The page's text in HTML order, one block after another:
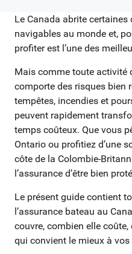
Le Canada abrite
navigables au monde et,
profiter est l’une des
Mais comme toute activité
comporte des risques bien
tempêtes, incendies et
peuvent rapidement
temps coûteux. Que vous
Ontario ou profitiez d’une
côte de la Colombie-
l’assurance d’être bien
Le présent guide contient
l’assurance bateau au
couvre, combien elle
qui convient le mieux à vos